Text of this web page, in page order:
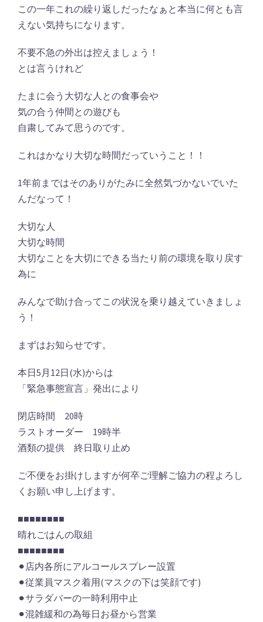
この一年これの繰り返しだったなぁと本当に何とも言
えない気持ちになります。
不要不急の外出は控えましょう！
とは言うけれど
たまに会う大切な人との食事会や
気の合う仲間との遊びも
自粛してみて思うのです。
これはかなり大切な時間だっていうこと！！
1年前まではそのありがたみに全然気づかないでいた
んだなって！
大切な人
大切な時間
大切なことを大切にできる当たり前の環境を取り戻す
為に
みんなで助け合ってこの状況を乗り越えていきましょ
う！
まずはお知らせです。
本日5月12日(水)からは
「緊急事態宣言」発出により
閉店時間 20時
ラストオーダー 19時半
酒類の提供 終日取り止め
ご不便をお掛けしますが何卒ご理解ご協力の程よろし
くお願い申し上げます。
■■■■■■■■
晴れごはんの取組
■■■■■■■■
⚫︎店内各所にアルコールスプレー設置
⚫︎従業員マスク着用(マスクの下は笑顔です)
⚫︎サラダバーの一時利用中止
⚫︎混雑緩和の為毎日お昼から営業